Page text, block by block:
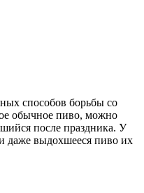
способов борьбы со
обычное пиво, можно
после праздника. У
даже выдохшееся пиво их